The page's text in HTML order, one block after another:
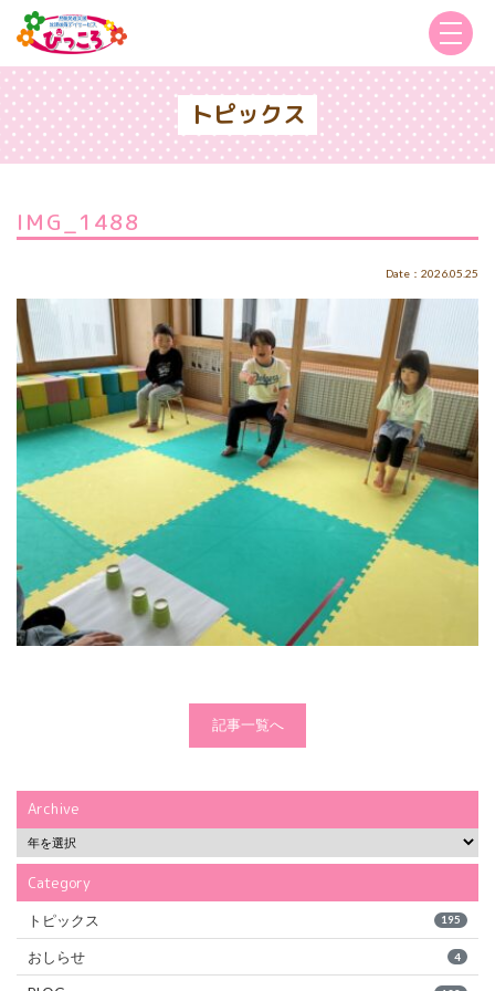
トピックス
IMG_1488
Date：2026.05.25
記事一覧へ
Archive
Category
トピックス 195
おしらせ 4